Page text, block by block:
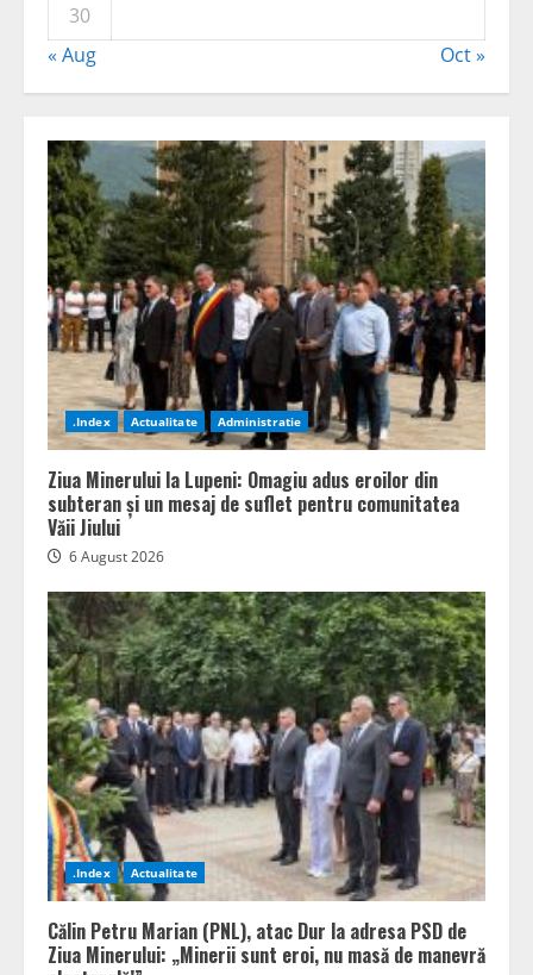
30
« Aug
Oct »
.Index Actualitate Administratie
Ziua Minerului la Lupeni: Omagiu adus eroilor din
subteran și un mesaj de suflet pentru comunitatea
Văii Jiului
6 August 2026
.Index Actualitate
Călin Petru Marian (PNL), atac Dur la adresa PSD de
Ziua Minerului: „Minerii sunt eroi, nu masă de manevră